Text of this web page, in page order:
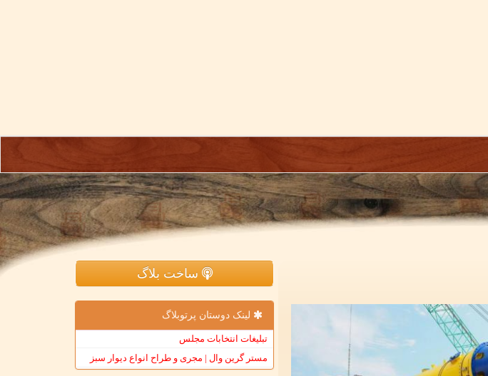
ساخت بلاگ
لینک دوستان پرتوبلاگ
تبلیغات انتخابات مجلس
مستر گرین وال | مجری و طراح انواع دیوار سبز